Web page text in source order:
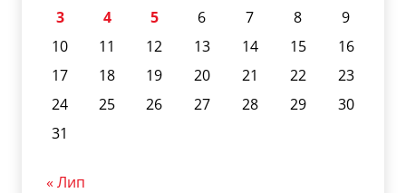
3
4 5 6 7 8
9
10
11 12 13 14 15
16
17
18 19 20 21 22
23
24
25 26 27 28 29
30
31
« Лип